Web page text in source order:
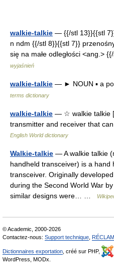
walkie-talkie — {{/stl 13}}{{stl
n ndm {{/stl 8}}{{stl 7}}
się na małe odległości <ang.>
wyjaśnień
walkie-talkie — ► NOUN ▪ a
terms dictionary
walkie-talkie — ☆ walkie talkie
transmitter and receiver that
English World dictionary
Walkie-talkie — A walkie talkie
handheld transceiver) is a
transceiver. Originally
during the Second World War
similar designs were… …
© Academic, 2000-2026
Contactez-nous: Support technique
Dictionnaires exportation , créé sur PHP,
WordPress, MODx.